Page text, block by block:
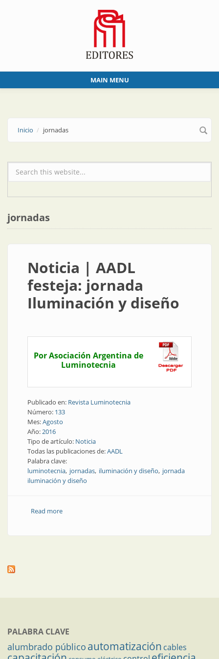
MAIN MENU
Inicio jornadas
Formulario de búsqueda
jornadas
Noticia | AADL
festeja: jornada
Iluminación y diseño
Por Asociación Argentina de
Luminotecnia
Publicado en: Revista Luminotecnia
Número: 133
Mes:Agosto
Año:2016
Tipo de artículo: Noticia
Todas las publicaciones de:AADL
Palabra clave:
luminotecnia jornadas iluminación y diseño jornada
iluminación y diseño
Read moreabout Noticia | AADL festeja: jornada Iluminación y
PALABRA CLAVE
alumbrado público automatización cables